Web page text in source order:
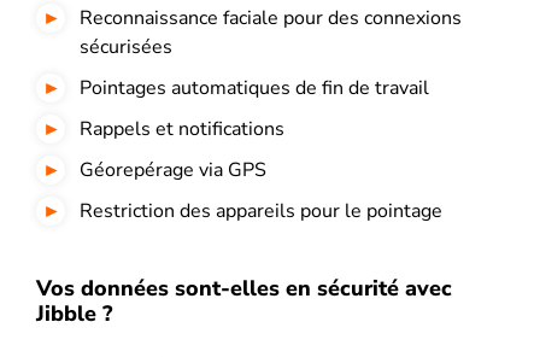
Reconnaissance faciale pour des connexions
sécurisées
Pointages automatiques de fin de travail
Rappels et notifications
Géorepérage via GPS
Restriction des appareils pour le pointage
Vos données sont-elles en sécurité avec
Jibble ?